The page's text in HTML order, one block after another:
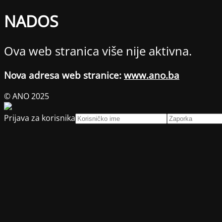
NADOS
Ova web stranica više nije aktivna.
Nova adresa web stranice: www.ano.ba
© ANO 2025
Prijava za korisnika